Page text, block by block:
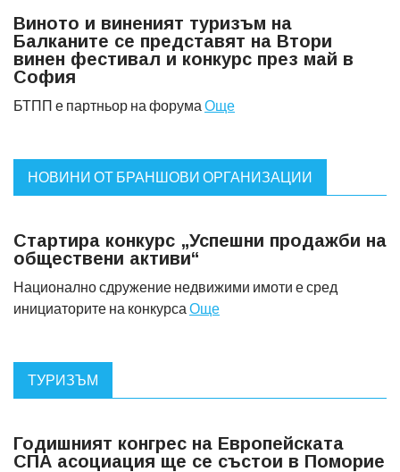
Виното и виненият туризъм на
Балканите се представят на Втори
винен фестивал и конкурс през май в
София
БТПП е партньор на форума Още
НОВИНИ ОТ БРАНШОВИ ОРГАНИЗАЦИИ
Стартира конкурс „Успешни продажби на
обществени активи“
Национално сдружение недвижими имоти е сред
инициаторите на конкурса Още
ТУРИЗЪМ
Годишният конгрес на Европейската
СПА асоциация ще се състои в Поморие